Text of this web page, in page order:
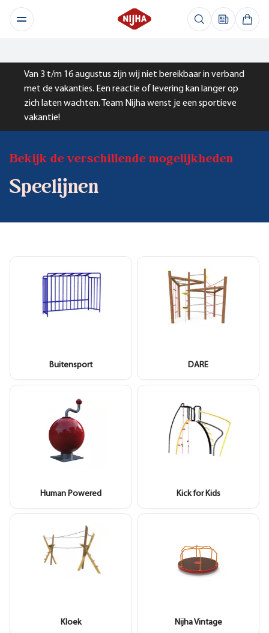
Van 3 t/m 16 augustus zijn wij niet bereikbaar in verband
met de vakanties. Een reactie of levering kan langer op
zich laten wachten. Team Nijha wenst je een sportieve
vakantie!
Bekijk de verschillende mogelijkheden
Speelijnen
Buitensport DARE
Human Powered Kick for Kids
Kloek Nijha Vintage